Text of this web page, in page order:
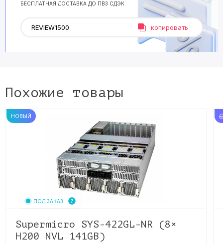
БЕСПЛАТНАЯ ДОСТАВКА ДО ПВЗ СДЭК.
копировать
Похожие товары
НОВЫЙ
ПОД ЗАКАЗ
Supermicro SYS-422GL-NR (8×
H200 NVL 141GB)